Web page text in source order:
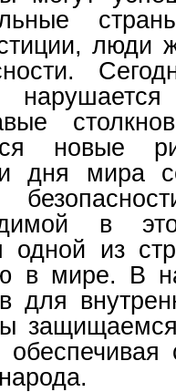
люди
новые
дня мира
в
одной из
в мире. В
для